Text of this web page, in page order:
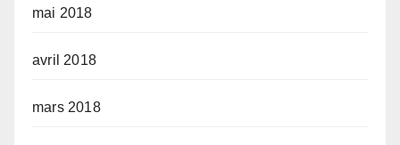
mai 2018
avril 2018
mars 2018